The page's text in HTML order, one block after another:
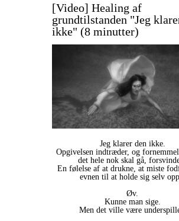
[Video] Healing af
grundtilstanden "Jeg
ikke" (8 minutter)
Jeg klarer den ikke.
Opgivelsen indtræder, og
det hele nok skal gå,
En følelse af at drukne, at miste
evnen til at holde sig selv
Øv.
Kunne man sige.
Men det ville være